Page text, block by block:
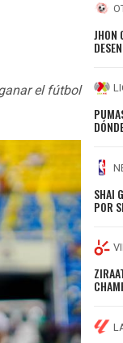
el fútbol
JHON
SHAI
POR